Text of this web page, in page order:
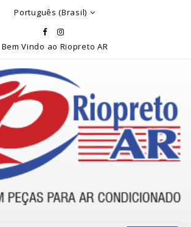
Português (Brasil)
Bem Vindo ao Riopreto AR